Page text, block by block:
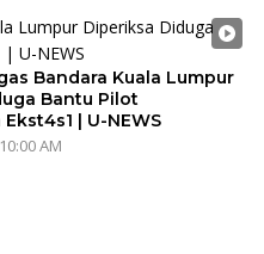
Bandara Kuala Lumpur
Bantu Pilot
| U-NEWS
AM